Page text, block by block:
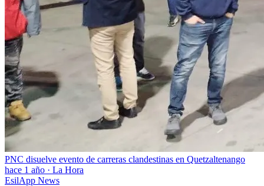
PNC disuelve evento de carreras clandestinas en Quetzaltenango
hace 1 año · La Hora
EsilApp News